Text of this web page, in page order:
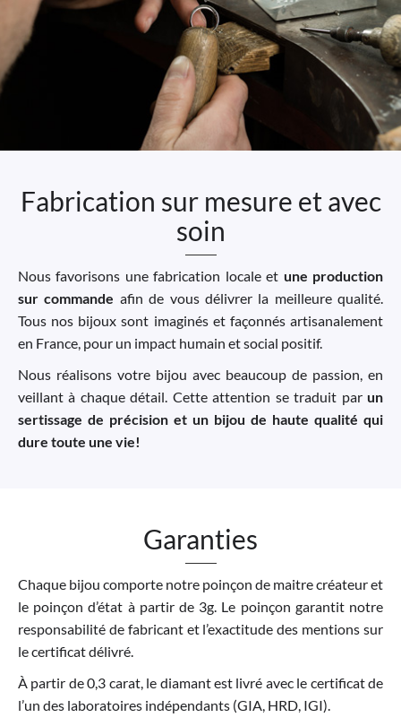
Fabrication sur mesure et avec
soin
Nous favorisons une fabrication locale et une production
sur commande afin de vous délivrer la meilleure qualité.
Tous nos bijoux sont imaginés et façonnés artisanalement
en France, pour un impact humain et social positif.
Nous réalisons votre bijou avec beaucoup de passion, en
veillant à chaque détail. Cette attention se traduit par un
sertissage de précision et un bijou de haute qualité qui
dure toute une vie!
Garanties
Chaque bijou comporte notre poinçon de maitre créateur et
le poinçon d’état à partir de 3g. Le poinçon garantit notre
responsabilité de fabricant et l’exactitude des mentions sur
le certificat délivré.
À partir de 0,3 carat, le diamant est livré avec le certificat de
l’un des laboratoires indépendants (GIA, HRD, IGI).